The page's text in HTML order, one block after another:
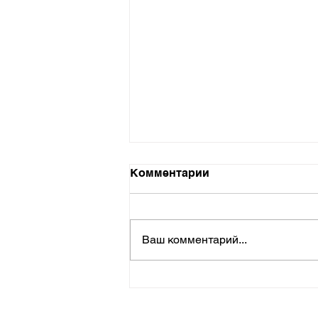
Комментарии
Ваш комментарий...